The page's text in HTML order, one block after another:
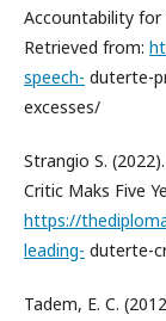
Accountability for
Retrieved from:
speech- duterte-
excesses/
Strangio S.
Critic Maks Five
https://
leading- duterte-
Tadem, E. C.